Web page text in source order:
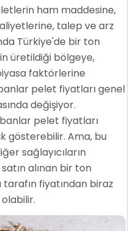
ham maddesine,
talep ve arz
Türkiye'de bir ton
üretildiği bölgeye,
faktörlerine
pelet fiyatları genel
değişiyor.
pelet fiyatları
gösterebilir. Ama, bu
sağlayıcıların
alınan bir ton
tarafın fiyatından biraz